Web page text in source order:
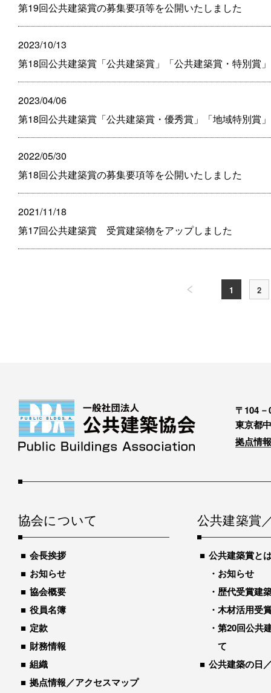
第19回公共建築賞の募集要項等を公開いたしました
2023/10/13
第18回公共建築賞「公共建築賞」「公共建築賞・特別賞
2023/04/06
第18回公共建築賞「公共建築賞・優秀賞」「地域特別賞
2022/05/30
第18回公共建築賞の募集要項等を公開いたしました
2021/11/18
第17回公共建築賞 受賞建築物をアップしました
1 2
〒104－
東京都
拠点情
協会について
会長挨拶
お知らせ
協会概要
役員名簿
定款
財務情報
組織
拠点情報／アクセスマップ
公共建築賞
公共建築賞と
お知らせ
歴代受賞建
木材活用受
第20回公共
て
公共建築の日